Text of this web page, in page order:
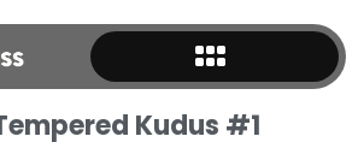
Kudus #1